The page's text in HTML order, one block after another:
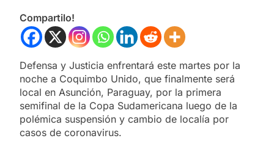
Compartilo!
Defensa y Justicia enfrentará este martes por la
noche a Coquimbo Unido, que finalmente será
local en Asunción, Paraguay, por la primera
semifinal de la Copa Sudamericana luego de la
polémica suspensión y cambio de localía por
casos de coronavirus.